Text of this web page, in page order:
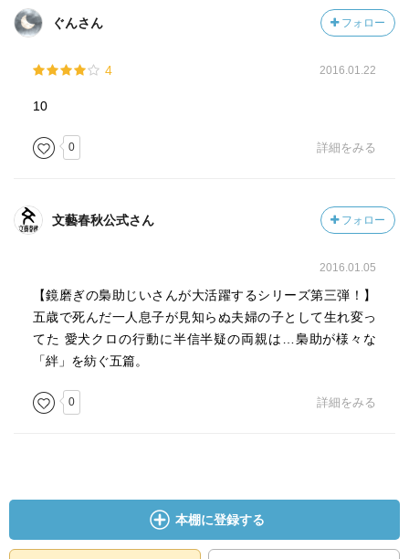
ぐんさん フォロー
4 2016.01.22
10
0 詳細をみる
文藝春秋公式さん フォロー
2016.01.05
【鏡磨ぎの梟助じいさんが大活躍するシリーズ第三弾！】
五歳で死んだ一人息子が見知らぬ夫婦の子として生れ変っ
てた 愛犬クロの行動に半信半疑の両親は…梟助が様々な
「絆」を紡ぐ五篇。
0 詳細をみる
本棚に登録する